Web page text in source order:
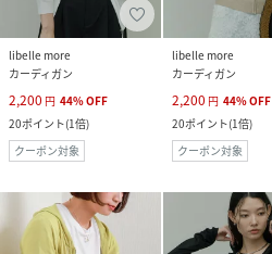
libelle more
カーディガン
2,200 円 44%OFF
20ポイント(1倍)
クーポン対象
libelle more
カーディガン
2,200 円 44%OFF
20ポイント(1倍)
クーポン対象